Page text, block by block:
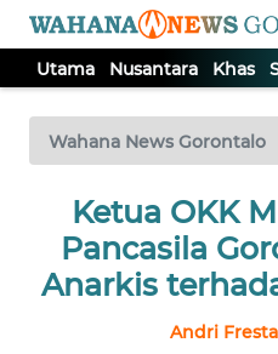
Utama Nusantara Khas
Wahana News Gorontalo
Ketua OKK
Pancasila
Anarkis
Andri
TV
Tutup
UTAMA
NUSANTARA